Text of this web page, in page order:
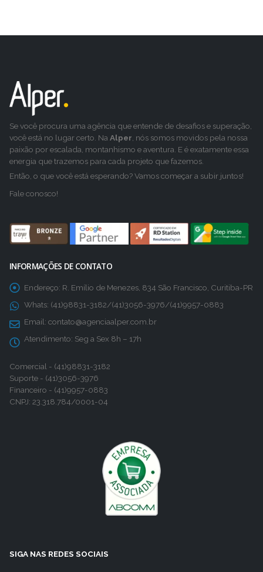
Se você procura uma agência que entende de desafios e superação,
você está no lugar certo. Na Alper , nós somos movidos pela nossa
paixão por escalada, montanhismo e aventura. E é exatamente essa
energia que trazemos para cada projeto que fazemos.
Então, o que você está esperando? Vamos começar a subir juntos!
Fale conosco!
INFORMAÇÕES DE CONTATO
Endereço: R. Emílio de Menezes, 834 São Francisco, Curitiba-PR
Whats: (41)98831-3182/(41)3056-3976/(41)9957-0883
Email: contato@agenciaalper.com.br
Atendimento: Seg a Sex 8h – 17h
Comercial - (41)98831-3182
Suporte - (41)3056-3976
Financeiro - (41)9957-0883
CNPJ: 23.318.784/0001-04
SIGA NAS REDES SOCIAIS